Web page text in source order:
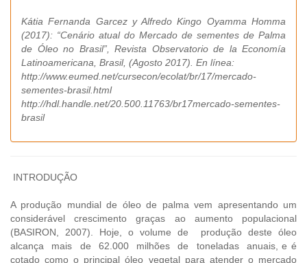
Kátia Fernanda Garcez y Alfredo Kingo Oyamma Homma
(2017): “Cenário atual do Mercado de sementes de Palma
de Óleo no Brasil”, Revista Observatorio de la Economía
Latinoamericana, Brasil, (Agosto 2017). En línea:
http://www.eumed.net/cursecon/ecolat/br/17/mercado-
sementes-brasil.html
http://hdl.handle.net/20.500.11763/br17mercado-sementes-
brasil
INTRODUÇÃO
A produção mundial de óleo de palma vem apresentando um
considerável crescimento graças ao aumento populacional
(BASIRON, 2007). Hoje, o volume de produção deste óleo
alcança mais de 62.000 milhões de toneladas anuais, e é
cotado como o principal óleo vegetal para atender o mercado